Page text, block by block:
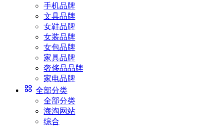
手机品牌
文具品牌
女鞋品牌
女装品牌
女包品牌
家具品牌
奢侈品品牌
家电品牌
全部分类
全部分类
海淘网站
综合